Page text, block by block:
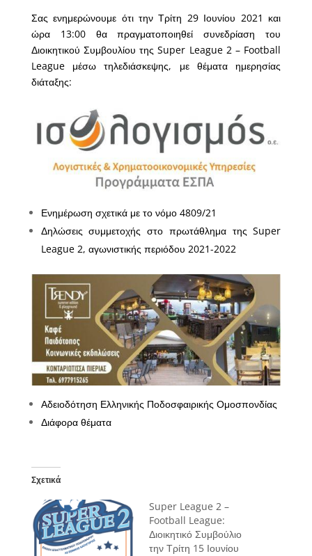
Σας ενημερώνουμε ότι την Τρίτη 29 Ιουνίου 2021 και
ώρα 13:00 θα πραγματοποιηθεί συνεδρίαση του
Διοικητικού Συμβουλίου της Super League 2 – Football
League μέσω τηλεδιάσκεψης, με θέματα ημερησίας
διάταξης:
Ενημέρωση σχετικά με τονόμο 4809/21
Δηλώσεις συμμετοχής στο πρωτάθλημα της Super
League 2, αγωνιστικής περιόδου 2021-2022
Αδειοδότηση Ελληνικής Ποδοσφαιρικής Ομοσπονδίας
Διάφορα θέματα
Σχετικά
Super League 2 –
Football League:
Διοικητικό Συμβούλιο
την Τρίτη 15 Ιουνίου